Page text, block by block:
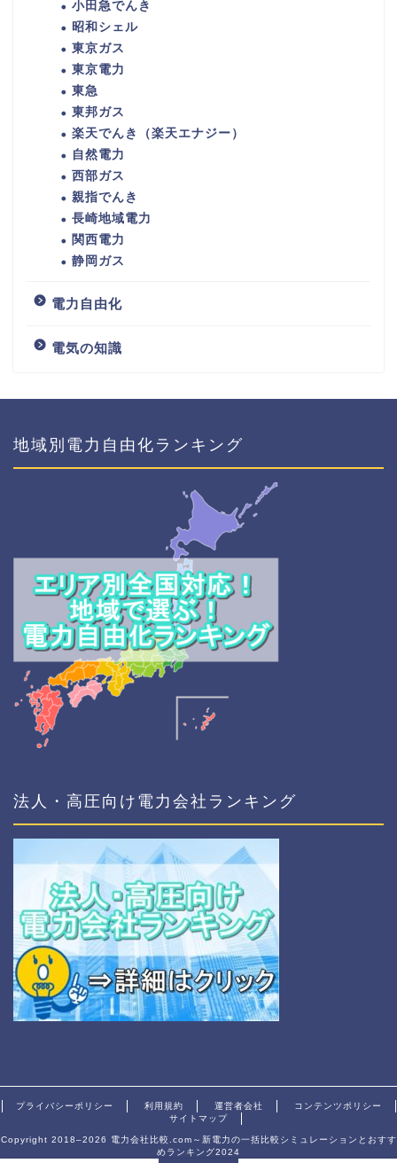
小田急でんき
昭和シェル
東京ガス
東京電力
東急
東邦ガス
楽天でんき（楽天エナジー）
自然電力
西部ガス
親指でんき
長崎地域電力
関西電力
静岡ガス
電力自由化
電気の知識
地域別電力自由化ランキング
法人・高圧向け電力会社ランキング
プライバシーポリシー 利用規約 運営者会社
コンテンツポリシー
サイトマップ
Copyright 2018–2026 電力会社比較.com～新電力の一括比較シミュレーションとおすす
めランキング2024